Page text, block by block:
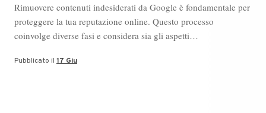
Rimuovere contenuti indesiderati da Google è fondamentale per
proteggere la tua reputazione online. Questo processo
coinvolge diverse fasi e considera sia gli aspetti…
Pubblicato il 17 Giu